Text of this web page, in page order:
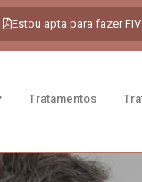
Estou apta para fazer
Tratamentos